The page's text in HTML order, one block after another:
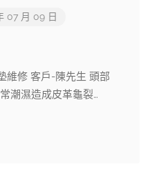
07 月 09 日
維修 客戶-陳先生 頭部
潮濕造成皮革龜裂…